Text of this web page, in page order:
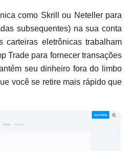
como Skrill ou Neteller para
subsequentes) na sua conta
carteiras eletrônicas trabalham
Trade para fornecer transações
seu dinheiro fora do limbo
você se retire mais rápido que